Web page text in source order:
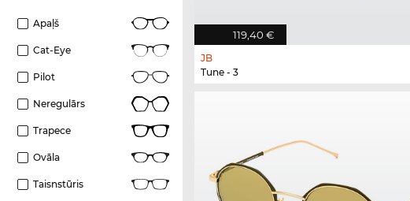
Apaļš
Cat-Eye
Pilot
Neregulārs
Trapece
Ovāla
Taisnstūris
119,40 €
JB
Tune - 3